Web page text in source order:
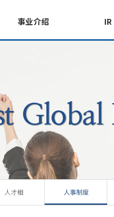
事业介绍 IR
人才相 人事制度